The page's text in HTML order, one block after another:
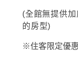
(全館無提供
的房型)
※住客限定優惠